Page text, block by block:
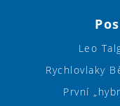
Leo
Rychlovlaky
První